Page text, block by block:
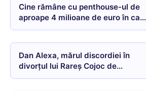
Cine rămâne cu penthouse-ul de
aproape 4 milioane de euro în care
Andreea Popescu locuia cu Rareș
interiorul locuinței de lux
Dan Alexa, mărul discordiei în
divorțul lui Rareș Cojoc de
Andreea Popescu?